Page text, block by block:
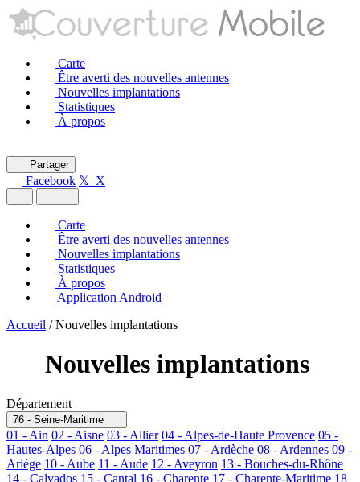
Carte
Être averti des nouvelles antennes
Nouvelles implantations
Statistiques
À propos
Partager
Facebook 𝕏 X
Carte
Être averti des nouvelles antennes
Nouvelles implantations
Statistiques
À propos
Application Android
Accueil / Nouvelles implantations
Nouvelles implantations
Département
76 - Seine-Maritime
01 - Ain 02 - Aisne 03 - Allier 04 - Alpes-de-Haute Provence 05 -
Hautes-Alpes 06 - Alpes Maritimes 07 - Ardèche 08 - Ardennes 09 -
Ariège 10 - Aube 11 - Aude 12 - Aveyron 13 - Bouches-du-Rhône
14 - Calvados 15 - Cantal 16 - Charente 17 - Charente-Maritime 18